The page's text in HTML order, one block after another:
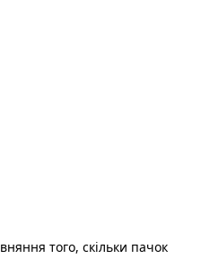
того, скільки пачок